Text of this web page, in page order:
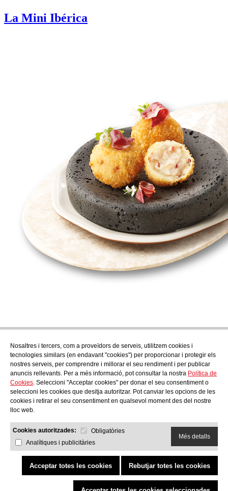
Nosaltres i tercers, com a proveïdors de serveis, utilitzem cookies i
tecnologies similars (en endavant "cookies") per proporcionar i protegir els
nostres serveis, per comprendre i millorar el seu rendiment i per publicar
anuncis rellevants. Per a més informació, pot consultar la nostra Política de
Cookies. Seleccioni "Acceptar cookies" per donar el seu consentiment o
seleccioni les cookies que desitja autoritzar. Pot canviar les opcions de les
cookies i retirar el seu consentiment en qualsevol moment des del nostre
lloc web.
Cookies autoritzades:
Obligatòries
Analítiques i publicitàries
Més detalls
Acceptar totes les cookies Rebutjar totes les cookies
La Mini Ibérica
Subscriu-te
Descobreix tot el que es cou a AudensFood.
He llegit i accepto laPolítica de Privacitat
NosaltresAudens news Productes Bloc gastronòmic Contacte
Treballa amb nosaltres
AUDENS FOOD S.A. C/ Jordi Camp, 25 - 08403 Granollers
Política de PrivacitatAvís Legal Política de Cookies Canal etic
Política de qualitat i medi ambient
COPYRIGHT © 2026 Audens Food
Reservats tots els drets by Neorg